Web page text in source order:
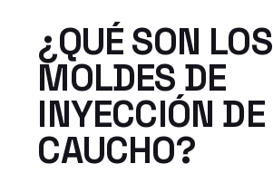
¿QUÉ SON LOS
MOLDES DE
INYECCIÓN DE
CAUCHO?